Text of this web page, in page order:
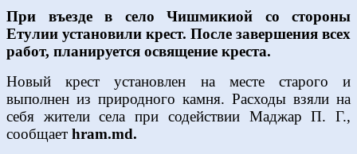
При въезде в село Чишмикиой со стороны
Етулии установили крест. После завершения всех
работ, планируется освящение креста.
Новый крест установлен на месте старого и
выполнен из природного камня. Расходы взяли на
себя жители села при содействии Маджар П. Г.,
сообщает hram.md.